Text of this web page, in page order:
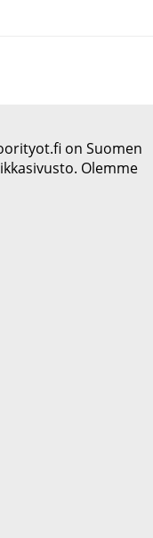
on Suomen
Olemme